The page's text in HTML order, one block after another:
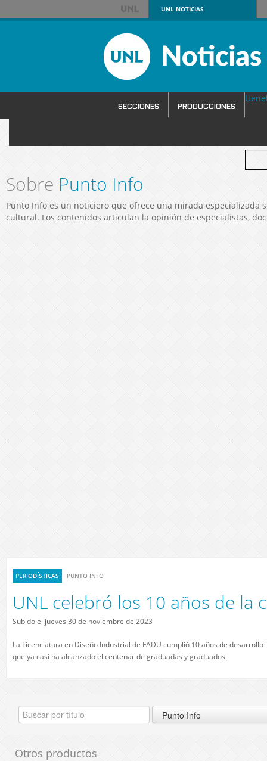
UNLNOTICIAS
SECCIONES PRODUCCIONES
Sobre Punto Info
Punto Info es un noticiero que ofrece una mirada
cultural. Los contenidos articulan la opinión de especialistas,
PERIODÍSTICAS PUNTO INFO
UNL celebró los 10 años de la
Subido el jueves 30 de noviembre de 2023
La Licenciatura en Diseño Industrial de FADU cumplió 10 años de
que ya casi ha alcanzado el centenar de graduadas y graduados.
Otros productos